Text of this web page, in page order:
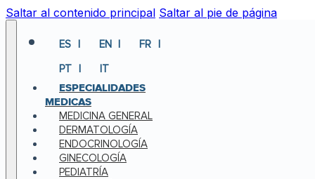
Saltar al contenido principal Saltar al pie de página
ES EN
FR
PT
IT
ESPECIALIDADES
MEDICAS
MEDICINA GENERAL
DERMATOLOGÍA
ENDOCRINOLOGÍA
GINECOLOGÍA
PEDIATRÍA